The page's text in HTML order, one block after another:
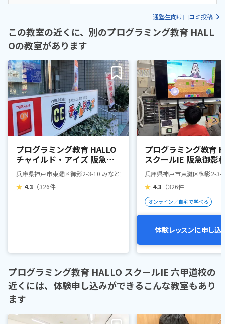
通塾生向け口コミ投稿
この教室の近くに、別のプログラミング教育 HALL
Oの教室があります
プログラミング教育 HALLO
チャイルド・アイズ 阪急御
影校
兵庫県神戸市東灘区御影2-3-10 みなと銀行阪急御影支店ビル2F
★ 4.3 （326件
プログラミング教育
スクールIE 阪急御影
兵庫県神戸市東灘区御影2-3-
★ 4.3 （326件
オンライン／自宅で学べる
体験レッスンに申し込
プログラミング教育 HALLO スクールIE 六甲道校の
近くには、体験申し込みができるこんな教室もあり
ます